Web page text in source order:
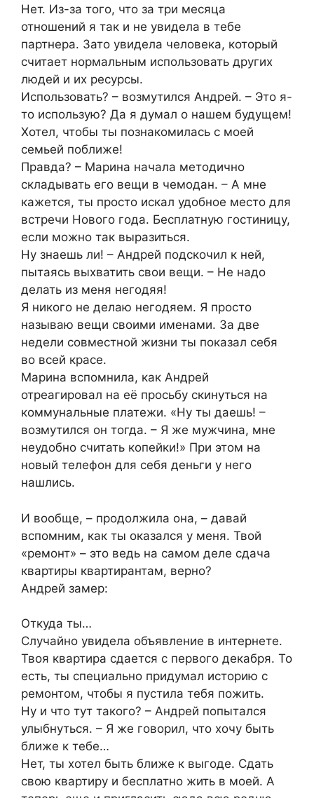
Нет. Из-за того, что за три месяца
отношений я так и не увидела в тебе
партнера. Зато увидела человека, который
считает нормальным использовать других
людей и их ресурсы.
Использовать? – возмутился Андрей. – Это я-
то использую? Да я думал о нашем будущем!
Хотел, чтобы ты познакомилась с моей
семьей поближе!
Правда? – Марина начала методично
складывать его вещи в чемодан. – А мне
кажется, ты просто искал удобное место для
встречи Нового года. Бесплатную гостиницу,
если можно так выразиться.
Ну знаешь ли! – Андрей подскочил к ней,
пытаясь выхватить свои вещи. – Не надо
делать из меня негодяя!
Я никого не делаю негодяем. Я просто
называю вещи своими именами. За две
недели совместной жизни ты показал себя
во всей красе.
Марина вспомнила, как Андрей
отреагировал на её просьбу скинуться на
коммунальные платежи. «Ну ты даешь! –
возмутился он тогда. – Я же мужчина, мне
неудобно считать копейки!» При этом на
новый телефон для себя деньги у него
нашлись.
И вообще, – продолжила она, – давай
вспомним, как ты оказался у меня. Твой
«ремонт» – это ведь на самом деле сдача
квартиры квартирантам, верно?
Андрей замер:
Откуда ты…
Случайно увидела объявление в интернете.
Твоя квартира сдается с первого декабря. То
есть, ты специально придумал историю с
ремонтом, чтобы я пустила тебя пожить.
Ну и что тут такого? – Андрей попытался
улыбнуться. – Я же говорил, что хочу быть
ближе к тебе…
Нет, ты хотел быть ближе к выгоде. Сдать
свою квартиру и бесплатно жить в моей. А